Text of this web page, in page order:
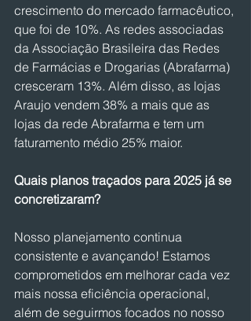
crescimento do mercado farmacêutico,
que foi de 10%. As redes associadas
da Associação Brasileira das Redes
de Farmácias e Drogarias (Abrafarma)
cresceram 13%. Além disso, as lojas
Araujo vendem 38% a mais que as
lojas da rede Abrafarma e tem um
faturamento médio 25% maior.
Quais planos traçados para 2025 já se
concretizaram?
Nosso planejamento continua
consistente e avançando! Estamos
comprometidos em melhorar cada vez
mais nossa eficiência operacional,
além de seguirmos focados no nosso